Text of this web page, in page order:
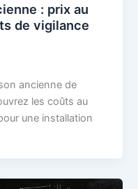
: prix au
de vigilance
ancienne de
les coûts au
une installation